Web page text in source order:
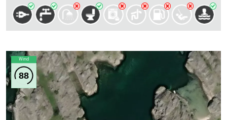
Wind
88